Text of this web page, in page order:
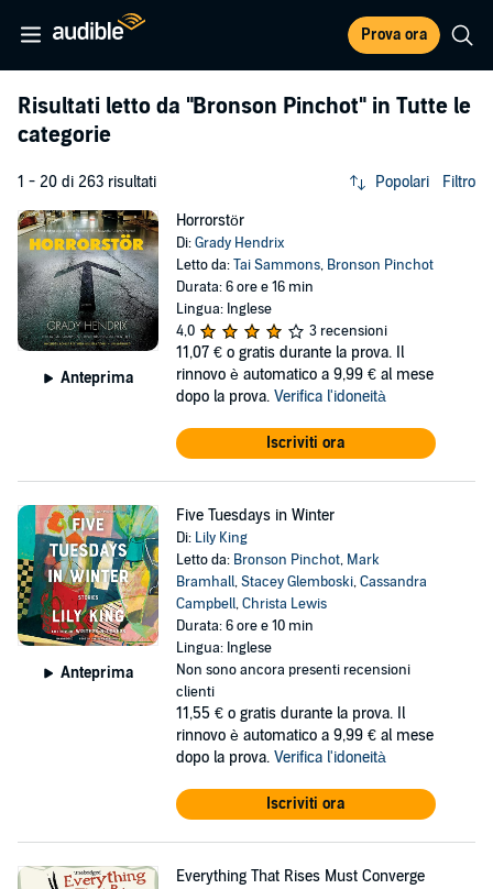
Prova ora
Risultati letto da "Bronson Pinchot" in Tutte le
categorie
1 - 20 di 263 risultati Popolari Filtro
Anteprima
Horrorstör
Di:Grady Hendrix
Letto da:Tai Sammons, Bronson Pinchot
Durata: 6 ore e 16 min
Lingua: Inglese
4,0
3 recensioni
11,07 € o gratis durante la prova. Il
rinnovo è automatico a 9,99 € al mese
dopo la prova. Verifica l'idoneità
Iscriviti ora
Anteprima
Five Tuesdays in Winter
Di: Lily King
Letto da: Bronson Pinchot, Mark
Bramhall,Stacey Glemboski,Cassandra
Campbell,Christa Lewis
Durata: 6 ore e 10 min
Lingua: Inglese
Non sono ancora presenti recensioni
clienti
11,55 € o gratis durante la prova. Il
rinnovo è automatico a 9,99 € al mese
dopo la prova. Verifica l'idoneità
Iscriviti ora
Everything That Rises Must Converge